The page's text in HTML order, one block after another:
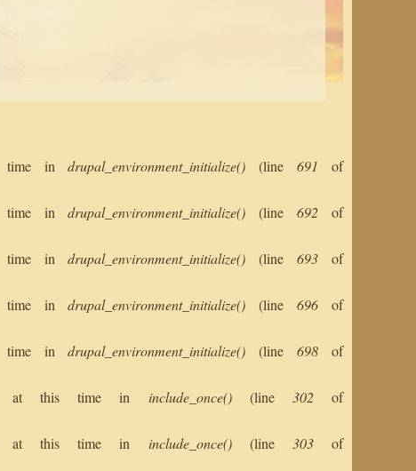
time indrupal_environment_initialize() (line691 of
time indrupal_environment_initialize() (line692 of
time indrupal_environment_initialize() (line693 of
time indrupal_environment_initialize() (line696 of
time indrupal_environment_initialize() (line698 of
at this time in include_once()(line 302of
at this time in include_once()(line 303of